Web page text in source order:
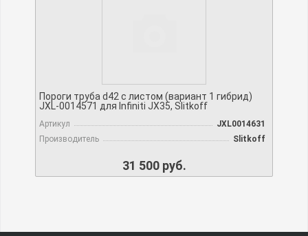
Пороги труба d42 с листом (вариант 1 гибрид)
JXL-0014571 для Infiniti JX35, Slitkoff
Артикул
JXL0014631
Производитель
Slitkoff
31 500 руб.